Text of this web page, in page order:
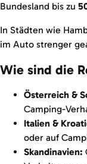
Bundesland bis zu
In Städten wie
im Auto strenger
Wie sind die
Österreich &
Camping-
Italien &
oder auf
Skandinavien: